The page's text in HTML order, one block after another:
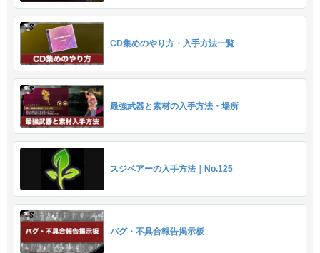
CD集めのやり方・入手方法一覧
最強武器と素材の入手方法・場所
スジベアーの入手方法｜No.125
バグ・不具合報告掲示板